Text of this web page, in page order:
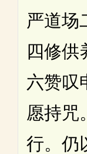
严道场
四修供
六赞叹
愿持咒
行。仍